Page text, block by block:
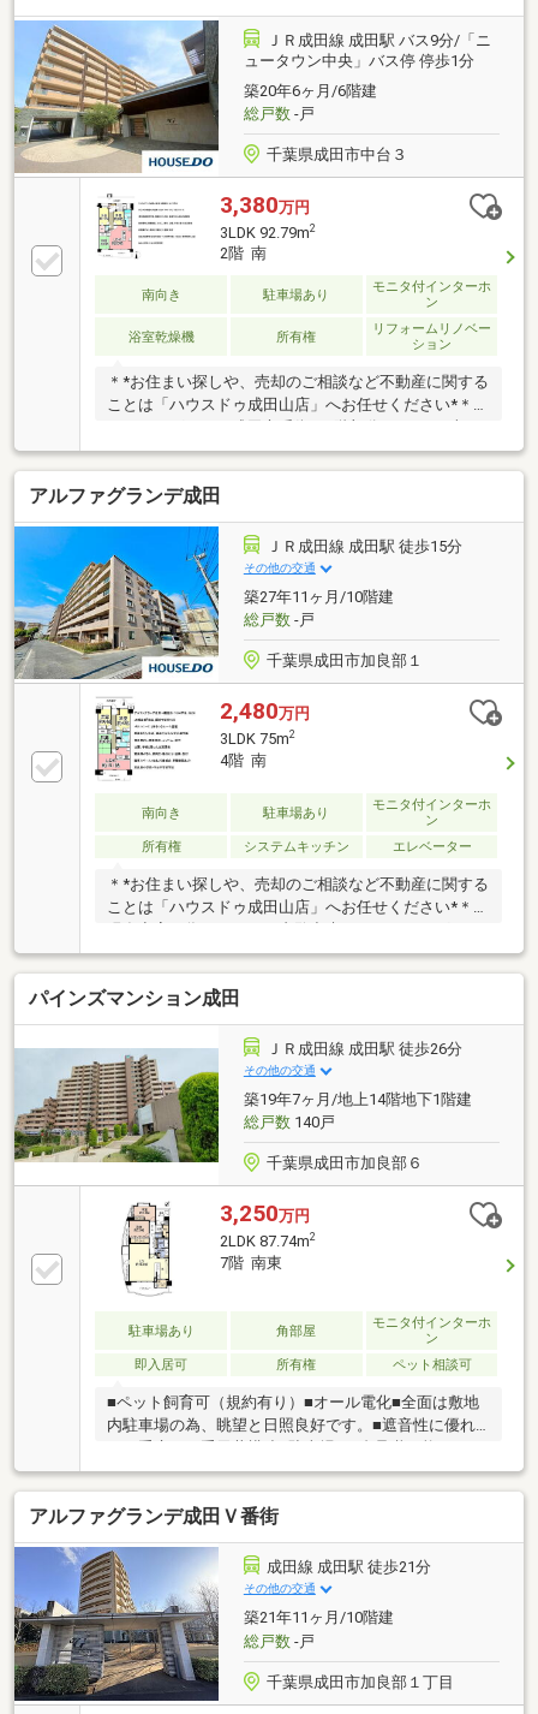
ＪＲ成田線 成田駅 バス9分/「ニ
ュータウン中央」バス停 停歩1分
築20年6ヶ月/6階建
総戸数-戸
千葉県成田市中台３
3,380万円
3LDK 92.79m2
2階 南
南向き 駐車場あり
モニタ付インターホ
ン
浴室乾燥機 所有権
リフォームリノベー
ション
＊*お住まい探しや、売却のご相談など不動産に関する
ことは「ハウスドゥ成田山店」へお任せください*＊
ビング20帖超・3LDK+WIC+SIC+トランクルーム3駅3
路線利用可能・整備された歩道、緑道で安心安全の通
学路徒歩圏内に商業施設、コンビニ、銀行、公園、学
校と整った生活環境前面棟がなく、南向き・陽当た
り・通風・良好敷地内駐車場1台可能ペット飼育可能
ハウスクリーニング済の為、お部屋の中は大変綺麗で
す☆ 周辺環境 ☆成田市立図書館 徒歩2分 赤坂公
園 徒歩3分ファミリーマート 徒歩3分 そよら成田ニ
ュータウン 徒歩5分
アルファグランデ成田
ＪＲ成田線 成田駅 徒歩15分
その他の交通
築27年11ヶ月/10階建
総戸数-戸
千葉県成田市加良部１
2,480万円
3LDK 75m2
4階 南
南向き 駐車場あり
モニタ付インターホ
ン
所有権
システムキッチン エレベーター
＊*お住まい探しや、売却のご相談など不動産に関する
ことは「ハウスドゥ成田山店」へお任せください*＊
デ成田・4階部分・75.00平米・3LDKJR成田線「成
田」駅まで徒歩15分バルコニーにはトランクルーム搭
載整備された歩道、緑道で安心安全の通学路徒歩圏内
にコンビニ、銀行、公園、学校と整った生活環境前面
棟がなく、南向き・陽当たり・通風・良好駐車スペー
ス1台あり（機械式・車種制限あり）☆ 周辺環境
☆はぼたん幼稚園 徒歩1分 セブンイレブン 徒歩5分
加良部公園 徒歩5分 成田市立図書館 徒歩8分成田郵
便局 徒歩10分 そよら成田ニュータウン 徒歩10分
パインズマンション成田
ＪＲ成田線 成田駅 徒歩26分
その他の交通
築19年7ヶ月/地上14階地下1階建
総戸数140戸
千葉県成田市加良部６
3,250万円
2LDK 87.74m2
7階 南東
駐車場あり 角部屋
モニタ付インターホ
ン
即入居可
所有権 ペット相談可
■ペット飼育可（規約有り）■オール電化■全面は敷地
内駐車場の為、眺望と日照良好です。■遮音性に優れ
アルファグランデ成田Ｖ番街
成田線 成田駅 徒歩21分
その他の交通
築21年11ヶ月/10階建
総戸数-戸
千葉県成田市加良部１丁目